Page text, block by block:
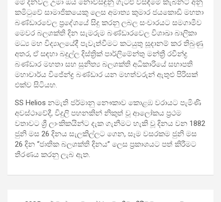
මේ දිනවල උමා ඔය නොවිසඳුනු ගැටළු විසඳීමේ කැබිනට් අනු
කමිටුවේ සාමාජිකයෙකු ලෙස අමාත්‍ය කුමාර ජයකොඩි මහතා
බණ්ඩාරවෙල ප්‍රදේශයේ සිදු කරනු ලබල සංචාරයට සමගාමීව
මෙවර බලශක්ති දින සැමරුම බණ්ඩාරවෙල විශාඛා බාලිකා
මධ්‍ය මහ විද්‍යාලයේදී පැවැත්වීමට කටයුතු සූදානම් කර තිබුණු
අතර, ඒ සඳහා බදුල්ල දිස්ත්‍රික් පාර්ලිමේන්තු මන්ත්‍රී රවීන්ද්‍ර
බණ්ඩාර මහතා සහ සුනිත්‍ය බලශක්ති අධිකාරියේ සභාපති
මහාචාර්ය විජේන්ද්‍ර බණ්ඩාර යන මහත්වරුන් ඇතුළු පිරිසක්
එක්ව සිටියහ.
SS Helios නමැති ජර්මානු නෞකාව කොළඹ වරායට පැමිණි
අවස්ථාවේදී, විදුලි පහනකින් නිකුත් වූ ආලෝකය ප්‍රථම
වතාවට ශ්‍රී ලාංකිකයින්ට දැක ගැනීමට හැකි වූ දිනය වන 1882
ජුනි මස 26 දිනය සැලකිල්ලට ගෙන, සෑම වසරකම ජුනි මස
26 දින “ජාතික බලශක්ති දිනය” ලෙස ප්‍රකාශයට පත් කිරීමට
තීරණය කරනු ලැබ ඇත.